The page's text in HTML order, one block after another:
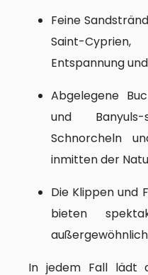
Feine
Saint-
Entspannung
Abgelegene
und
Schnorcheln
inmitten der
Die Klippen und
bieten
In jedem Fall lädt